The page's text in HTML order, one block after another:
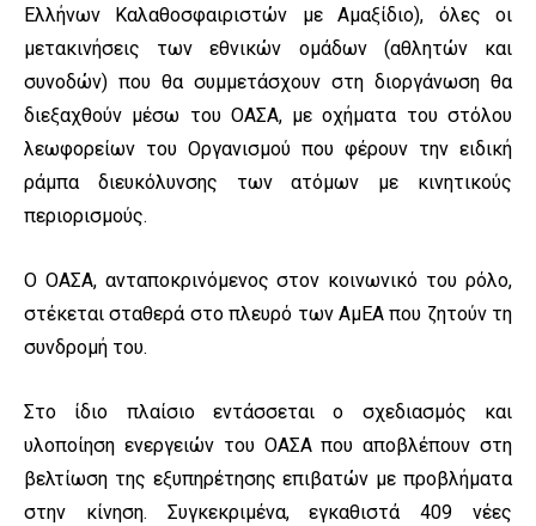
Ελλήνων Καλαθοσφαιριστών με Αμαξίδιο), όλες οι
μετακινήσεις των εθνικών ομάδων (αθλητών και
συνοδών) που θα συμμετάσχουν στη διοργάνωση θα
διεξαχθούν μέσω του ΟΑΣΑ, με οχήματα του στόλου
λεωφορείων του Οργανισμού που φέρουν την ειδική
ράμπα διευκόλυνσης των ατόμων με κινητικούς
περιορισμούς.
Ο ΟΑΣΑ, ανταποκρινόμενος στον κοινωνικό του ρόλο,
στέκεται σταθερά στο πλευρό των ΑμΕΑ που ζητούν τη
συνδρομή του.
Στο ίδιο πλαίσιο εντάσσεται ο σχεδιασμός και
υλοποίηση ενεργειών του ΟΑΣΑ που αποβλέπουν στη
βελτίωση της εξυπηρέτησης επιβατών με προβλήματα
στην κίνηση. Συγκεκριμένα, εγκαθιστά 409 νέες